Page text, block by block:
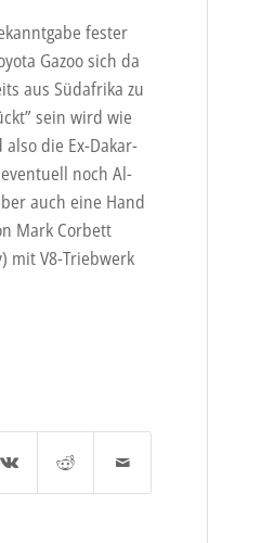
fester
Gazoo sich da
aus Südafrika zu
sein wird wie
die Ex-Dakar-
noch Al-
auch eine Hand
Mark Corbett
mit V8-Triebwerk